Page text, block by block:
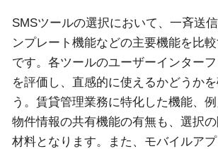
SMSツールの選択において、一斉送
ンプレート機能などの主要機能を比
です。各ツールのユーザーインター
を評価し、直感的に使えるかどうか
う。賃貸管理業務に特化した機能、
物件情報の共有機能の有無も、選択
材料となります。また、モバイルア